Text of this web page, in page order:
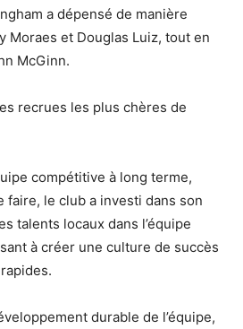
a dépensé de manière
Moraes et Douglas Luiz, tout en
McGinn.
recrues les plus chères de
compétitive à long terme,
faire, le club a investi dans son
talents locaux dans l’équipe
à créer une culture de succès
durable de l’équipe,